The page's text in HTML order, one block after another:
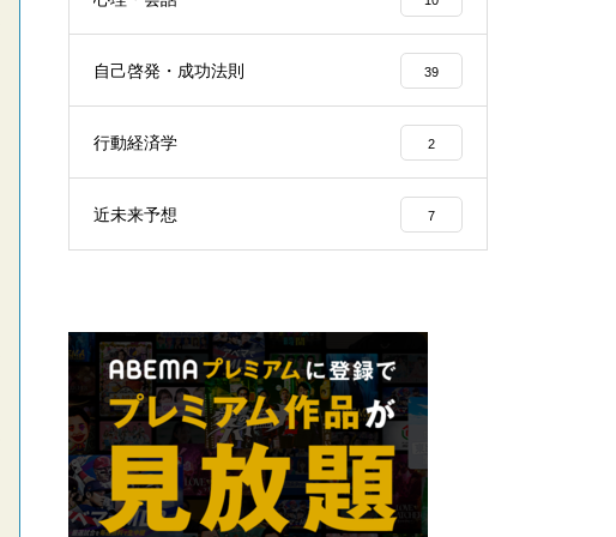
自己啓発・成功法則 39
行動経済学 2
近未来予想 7